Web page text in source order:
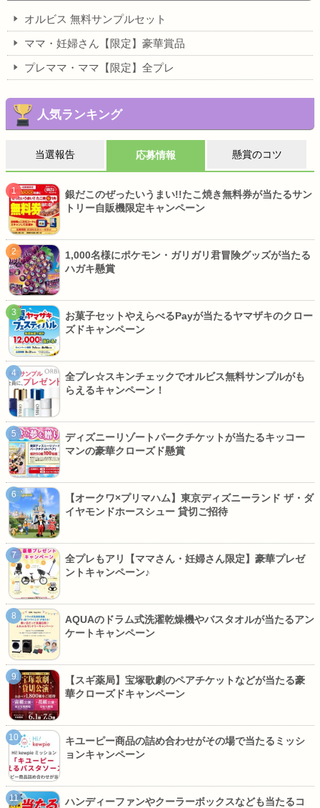
オルビス 無料サンプルセット
ママ・妊婦さん【限定】豪華賞品
プレママ・ママ【限定】全プレ
人気ランキング
当選報告 応募情報 懸賞のコツ
銀だこのぜったいうまい!!たこ焼き無料券が当たるサン
トリー自販機限定キャンペーン
1,000名様にポケモン・ガリガリ君冒険グッズが当たる
ハガキ懸賞
お菓子セットやえらべるPayが当たるヤマザキのクロー
ズドキャンペーン
全プレ☆スキンチェックでオルビス無料サンプルがも
らえるキャンペーン！
ディズニーリゾートパークチケットが当たるキッコー
マンの豪華クローズド懸賞
【オークワ×プリマハム】東京ディズニーランド ザ・ダ
イヤモンドホースシュー 貸切ご招待
全プレもアリ【ママさん・妊婦さん限定】豪華プレゼ
ントキャンペーン♪
AQUAのドラム式洗濯乾燥機やバスタオルが当たるアン
ケートキャンペーン
【スギ薬局】宝塚歌劇のペアチケットなどが当たる豪
華クローズドキャンペーン
キユーピー商品の詰め合わせがその場で当たるミッシ
ョンキャンペーン
ハンディーファンやクーラーボックスなども当たるコ